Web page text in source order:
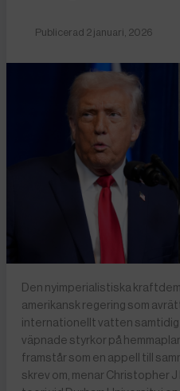
Publicerad 2 januari, 2026
Den nyimperialistiska
amerikansk regering som
internationellt vatten
väpnade styrkor på
framstår som en appell till
skrev om, menar Christopher